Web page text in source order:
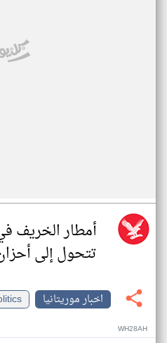
أمطار الخريف
تتحول إلى
اخبار موريتانيا
WH28AH